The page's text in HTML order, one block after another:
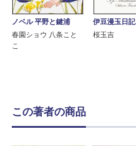
ノベル 平野と鍵浦
春園ショウ 八条こと
こ
伊豆漫玉日記
桜玉吉
この著者の商品